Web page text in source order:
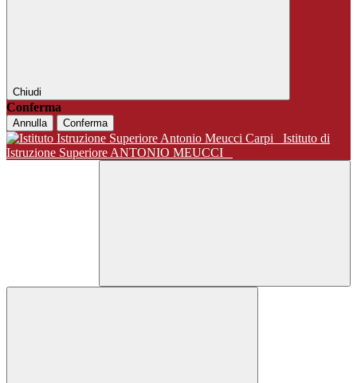
Chiudi
Conferma
Annulla Conferma
Istituto di
Istruzione Superiore ANTONIO MEUCCI